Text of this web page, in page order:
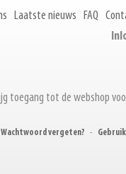
Laatste nieuws FAQ
toegang tot de webshop
Wachtwoord vergeten? -